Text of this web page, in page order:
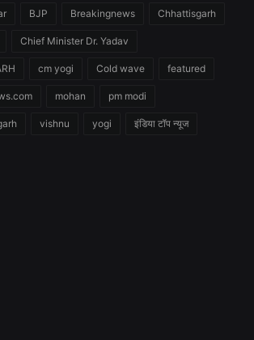
BJP Breakingnews Chhattisgarh
Chief Minister Dr. Yadav
cm yogi Cold wave featured
mohan pm modi
vishnu yogi इंडिया टॉप न्यूज